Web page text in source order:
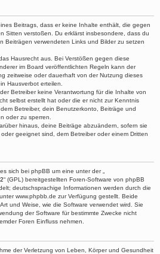
Beitrags, dass er keine Inhalte enthält, die gegen
Sitten verstoßen. Du erklärst insbesondere, dass du
Beiträgen verwendeten Links und Bilder zu setzen
Hausrecht aus. Bei Verstößen gegen diese
im Board veröffentlichten Regeln kann der
zeitweise oder dauerhaft von der Nutzung dieses
Hausverbot erteilen.
Betreiber keine Verantwortung für die Inhalte von
selbst erstellt hat oder die er nicht zur Kenntnis
Betreiber, dein Benutzerkonto, Beiträge und
oder zu sperren.
hinaus, deine Beiträge abzuändern, sofern sie
geeignet sind, dem Betreiber oder einem Dritten
sich bei phpBB um eine unter der „
“ (GPL) bereitgestellten Foren-Software von phpBB
deutschsprachige Informationen werden durch die
www.phpbb.de zur Verfügung gestellt. Beide
und Weise, wie die Software verwendet wird. Sie
der Software für bestimmte Zwecke nicht
Foren Einfluss nehmen.
der Verletzung von Leben, Körper und Gesundheit